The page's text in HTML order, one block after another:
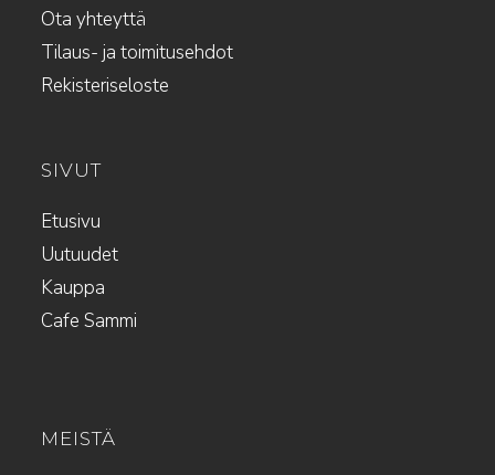
Ota yhteyttä
Tilaus- ja toimitusehdot
Rekisteriseloste
SIVUT
Etusivu
Uutuudet
Kauppa
Cafe Sammi
MEISTÄ